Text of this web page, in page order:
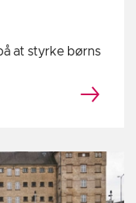
at styrke børns